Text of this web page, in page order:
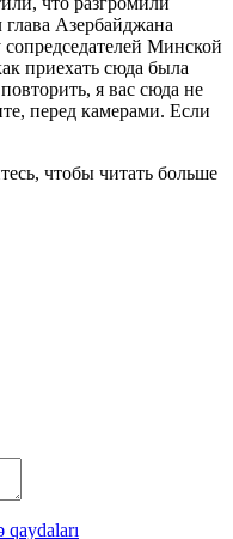
Азербайджана
Минской
приехать сюда была
я вас сюда не
перед камерами. Если
чтобы читать больше
qaydaları